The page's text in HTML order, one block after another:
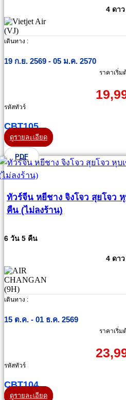
4 ดาว
เดินทาง :
19 ก.ย. 2569 - 05 ม.ค. 2570
ราคาเริ่ม
รหัสทัวร์
CBT105
ดูรายละเอียด
PDF
ทัวร์จีน หยีชาง จิงโจว สุยโจว
คืน (ไม่ลงร้าน)
6 วัน 5 คืน
4 ดาว
เดินทาง :
15 ต.ค. - 01 ธ.ค. 2569
ราคาเริ่ม
รหัสทัวร์
CBT104
ดูรายละเอียด